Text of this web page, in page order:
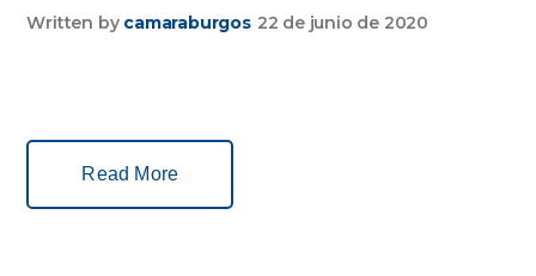
Written by camaraburgos 22 de junio de 2020
Read More